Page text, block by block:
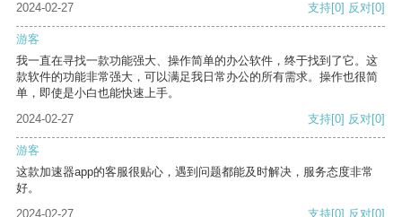
2024-02-27 支持[0] 反对[0]
游客
我一直在寻找一款功能强大、操作简单的办公软件，终于找到了它。这
款软件的功能非常强大，可以满足我日常办公的所有需求。操作也很简
单，即使是小白也能快速上手。
2024-02-27
支持[0] 反对[0]
游客
这款加速器app的客服很贴心，遇到问题都能及时解决，服务态度非常
好。
2024-02-27
支持[0] 反对[0]